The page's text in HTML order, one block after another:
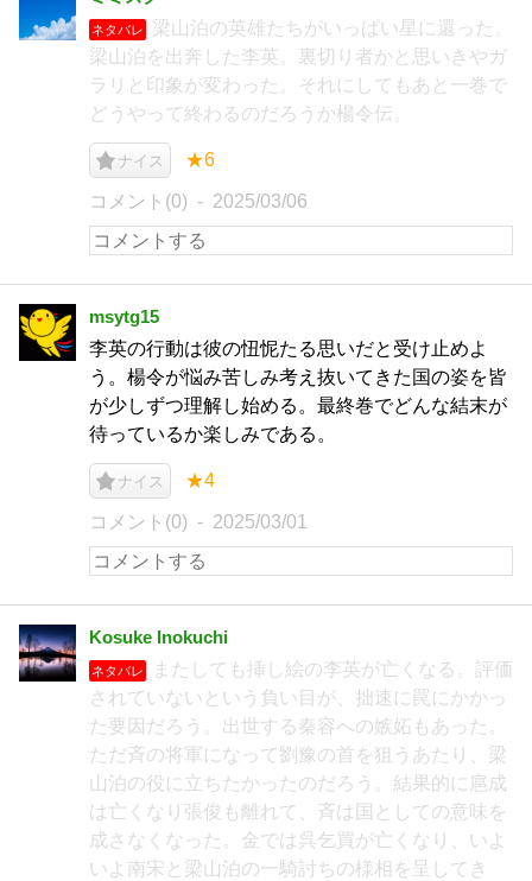
ネタバレ
梁山泊の英雄たちがいっぱい星に還った。
梁山泊を出奔した李英。裏切り者かと思いきやガ
ラリと印象が変わった。それにしてもあと一巻で
どうやって終わるのだろうか楊令伝。
ナイス ★6
コメント(0) 2025/03/06
msytg15
李英の行動は彼の忸怩たる思いだと受け止めよ
う。楊令が悩み苦しみ考え抜いてきた国の姿を皆
が少しずつ理解し始める。最終巻でどんな結末が
待っているか楽しみである。
ナイス ★4
コメント(0) 2025/03/01
Kosuke Inokuchi
ネタバレ
またしても挿し絵の李英が亡くなる。評価
されていないという負い目が、拙速に罠にかかっ
た要因だろう。出世する秦容への嫉妬もあった。
ただ斉の将軍になって劉豫の首を狙うあたり、梁
山泊の役に立ちたかったのだろう。結果的に扈成
は亡くなり張俊も離れて、斉は国としての意味を
成さなくなった。金では呉乞買が亡くなり、いよ
いよ南宋と梁山泊の一騎討ちの様相を呈してき